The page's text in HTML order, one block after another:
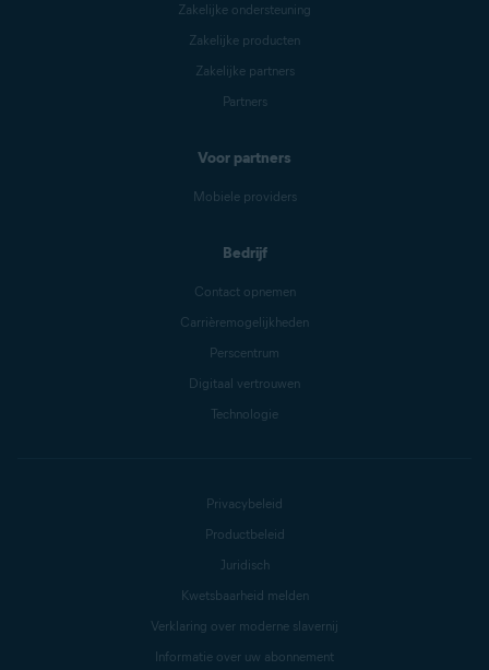
Zakelijke ondersteuning
Zakelijke producten
Zakelijke partners
Partners
Voor partners
Mobiele providers
Bedrijf
Contact opnemen
Carrièremogelijkheden
Perscentrum
Digitaal vertrouwen
Technologie
Privacybeleid
Productbeleid
Juridisch
Kwetsbaarheid melden
Verklaring over moderne slavernij
Informatie over uw abonnement